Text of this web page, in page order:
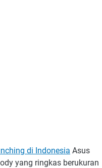
di Indonesia Asus
yang ringkas berukuran